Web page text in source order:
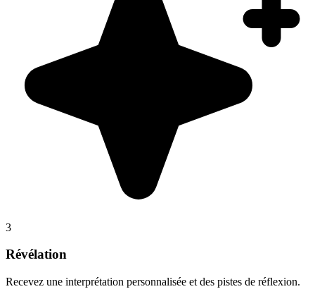
3
Révélation
Recevez une interprétation personnalisée et des pistes de réflexion.